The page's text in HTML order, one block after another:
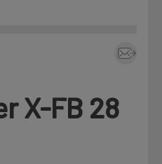
X-FB 28